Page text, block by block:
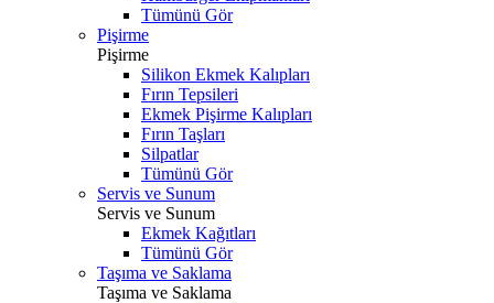
Tümünü Gör
Pişirme
Pişirme
Silikon Ekmek Kalıpları
Fırın Tepsileri
Ekmek Pişirme Kalıpları
Fırın Taşları
Silpatlar
Tümünü Gör
Servis ve Sunum
Servis ve Sunum
Ekmek Kağıtları
Tümünü Gör
Taşıma ve Saklama
Taşıma ve Saklama